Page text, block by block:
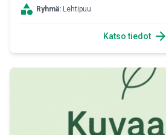
category Ryhmä: Lehtipuu
Katso tiedot arrow_forward